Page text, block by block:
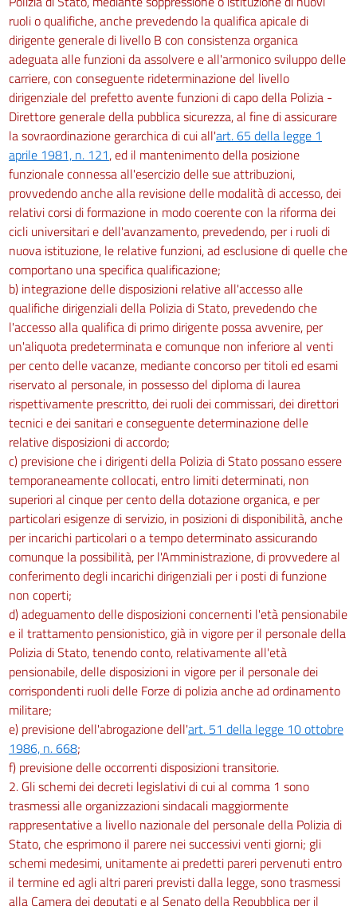
ruoli o qualifiche, anche prevedendo la qualifica apicale di
dirigente generale di livello B con consistenza organica
adeguata alle funzioni da assolvere e all'armonico sviluppo delle
carriere, con conseguente rideterminazione del livello
dirigenziale del prefetto avente funzioni di capo della Polizia -
Direttore generale della pubblica sicurezza, al fine di assicurare
la sovraordinazione gerarchica di cui all'art. 65 della legge 1
aprile 1981, n. 121, ed il mantenimento della posizione
funzionale connessa all'esercizio delle sue attribuzioni,
provvedendo anche alla revisione delle modalità di accesso, dei
relativi corsi di formazione in modo coerente con la riforma dei
cicli universitari e dell'avanzamento, prevedendo, per i ruoli di
nuova istituzione, le relative funzioni, ad esclusione di quelle che
comportano una specifica qualificazione;
b) integrazione delle disposizioni relative all'accesso alle
qualifiche dirigenziali della Polizia di Stato, prevedendo che
l'accesso alla qualifica di primo dirigente possa avvenire, per
un'aliquota predeterminata e comunque non inferiore al venti
per cento delle vacanze, mediante concorso per titoli ed esami
riservato al personale, in possesso del diploma di laurea
rispettivamente prescritto, dei ruoli dei commissari, dei direttori
tecnici e dei sanitari e conseguente determinazione delle
relative disposizioni di accordo;
c) previsione che i dirigenti della Polizia di Stato possano essere
temporaneamente collocati, entro limiti determinati, non
superiori al cinque per cento della dotazione organica, e per
particolari esigenze di servizio, in posizioni di disponibilità, anche
per incarichi particolari o a tempo determinato assicurando
comunque la possibilità, per l'Amministrazione, di provvedere al
conferimento degli incarichi dirigenziali per i posti di funzione
non coperti;
d) adeguamento delle disposizioni concernenti l'età pensionabile
e il trattamento pensionistico, già in vigore per il personale della
Polizia di Stato, tenendo conto, relativamente all'età
pensionabile, delle disposizioni in vigore per il personale dei
corrispondenti ruoli delle Forze di polizia anche ad ordinamento
militare;
e) previsione dell'abrogazione dell'art. 51 della legge 10 ottobre
1986, n. 668;
f) previsione delle occorrenti disposizioni transitorie.
2. Gli schemi dei decreti legislativi di cui al comma 1 sono
trasmessi alle organizzazioni sindacali maggiormente
rappresentative a livello nazionale del personale della Polizia di
Stato, che esprimono il parere nei successivi venti giorni; gli
schemi medesimi, unitamente ai predetti pareri pervenuti entro
il termine ed agli altri pareri previsti dalla legge, sono trasmessi
alla Camera dei deputati e al Senato della Repubblica per il